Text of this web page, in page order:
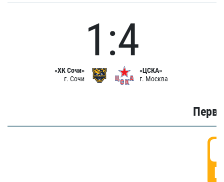
«ХК Сочи»
г. Сочи
1:4
«ЦСКА»
г. Москва